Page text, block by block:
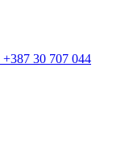
+387 30 707 044